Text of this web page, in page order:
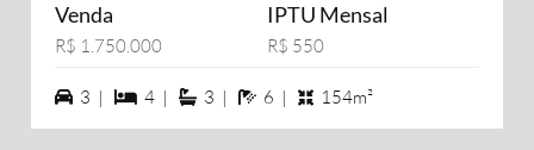
Venda
R$ 1.750.000
IPTU Mensal
R$ 550
3 vagas na garagem
3 | 4 dormiórios
4 | 3 suítes
3 | 6 banheiros
6 | 154m²